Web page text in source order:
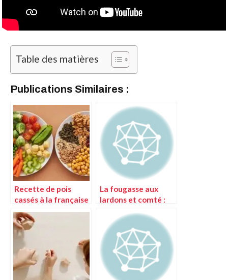
Table des matières
Publications Similaires :
Recette de pois
cassés à la française
: technique et
astuces pour une
préparation parfaite
La fougasse aux
lardons et comté :
astuces de
préparation